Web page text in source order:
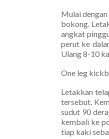
Mulai
bokong.
angkat
perut ke
Ulang 8-10
One leg
Letakkan
tersebut.
sudut 90
kembali ke
tiap kaki